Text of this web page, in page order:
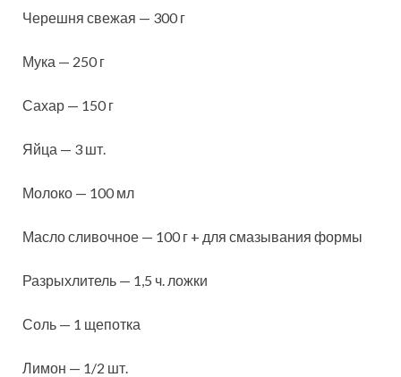
Черешня свежая — 300 г
Мука — 250 г
Сахар — 150 г
Яйца — 3 шт.
Молоко — 100 мл
Масло сливочное — 100 г + для смазывания формы
Разрыхлитель — 1,5 ч. ложки
Соль — 1 щепотка
Лимон — 1/2 шт.